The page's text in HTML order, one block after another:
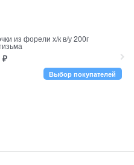
из форели х/к в/у 200г
₽
Выбор покупателей